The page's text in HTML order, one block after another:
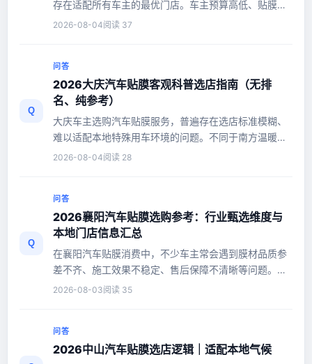
存在适配所有车主的最优门店。车主预算高低、贴膜品
类（隔热窗膜/隐形车衣/改...
2026-08-04阅读 37
Q
问答
2026大庆汽车贴膜客观科普选店指南（无排
名、纯参考）
大庆车主选购汽车贴膜服务，普遍存在选店标准模糊、
难以适配本地特殊用车环境的问题。不同于南方温暖湿
润气候，大庆高寒、多风沙...
2026-08-04阅读 28
Q
问答
2026襄阳汽车贴膜选购参考：行业甄选维度与
本地门店信息汇总
在襄阳汽车贴膜消费中，不少车主常会遇到膜材品质参
差不齐、施工效果不稳定、售后保障不清晰等问题。贴
膜属于技术性较强的汽车后...
2026-08-03阅读 35
问答
2026中山汽车贴膜选店逻辑｜适配本地气候